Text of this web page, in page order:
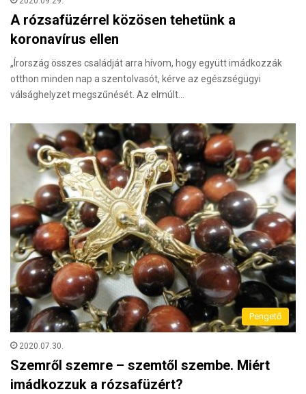
A rózsafüzérrel közösen tehetünk a
koronavírus ellen
„Írország összes családját arra hívom, hogy együtt imádkozzák
otthon minden nap a szentolvasót, kérve az egészségügyi
válsághelyzet megszűnését. Az elmúlt…
Pengető
2020.07.30.
Szemről szemre – szemtől szembe. Miért
imádkozzuk a rózsafüzért?